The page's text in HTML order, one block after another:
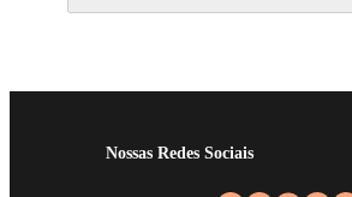
Nossas Redes Sociais